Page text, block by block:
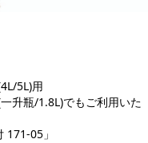
5L)用
升瓶/1.8L)でもご利用いた
171-05」